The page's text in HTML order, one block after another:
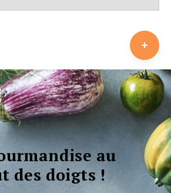
au
des doigts !